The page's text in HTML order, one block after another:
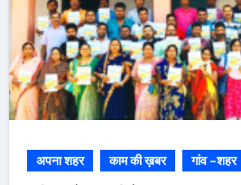
अपना शहर काम की ख़बर गांव -शहर